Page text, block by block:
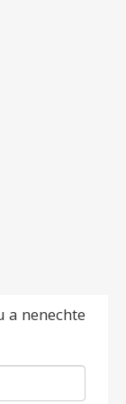
a nenechte